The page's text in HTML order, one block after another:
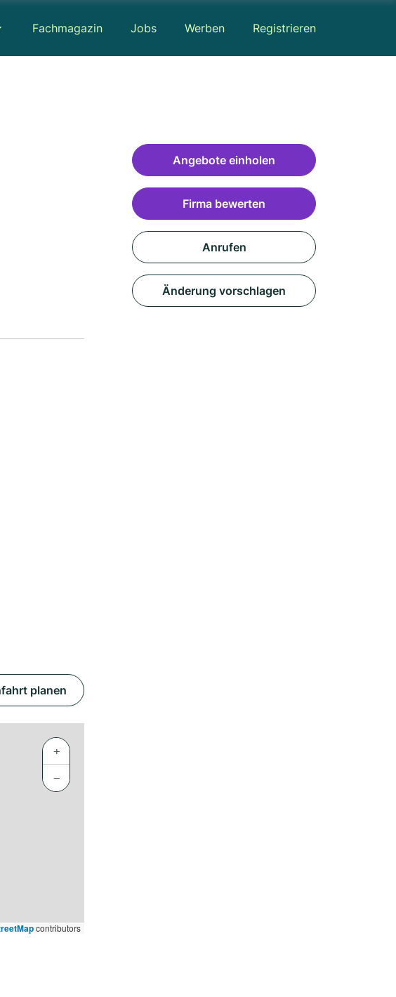
Fachmagazin Jobs Werben Registrieren
planen
+
−
contributors
Angebote einholen
Firma bewerten
Anrufen
Änderung vorschlagen